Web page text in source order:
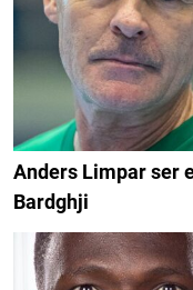
Anders Limpar ser
Bardghji